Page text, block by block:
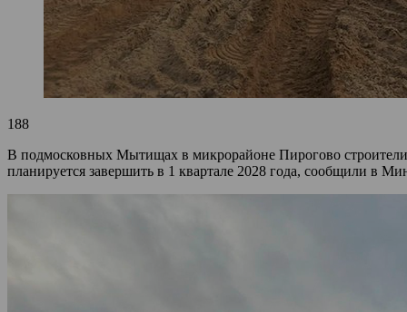
188
В подмосковных Мытищах в микрорайоне Пирогово строители
планируется завершить в 1 квартале 2028 года, сообщили в